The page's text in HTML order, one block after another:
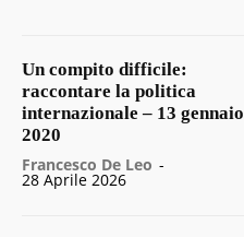
Un compito difficile:
raccontare la politica
internazionale – 13 gennaio
2020
Francesco De Leo -
28 Aprile 2026